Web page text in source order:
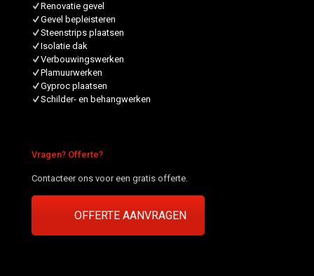
Renovatie gevel
Gevel bepleisteren
Steenstrips plaatsen
Isolatie dak
Verbouwingswerken
Plamuurwerken
Gyproc plaatsen
Schilder- en behangwerken
Vragen? Offerte?
Contacteer ons voor een gratis offerte.
OFFERTE AANVRAGEN